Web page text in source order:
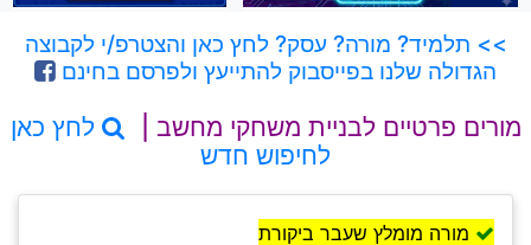
>> תלמיד? מורה? עסק? לחץ כאן והצטרפ/י לקבוצה
הגדולה שלנו בפייסבוק להתייעץ ולפרסם בחינם
מורים פרטיים לבניית משחקי מחשב |
לחץ כאן
לחיפוש חדש
מורה מומלץ שעבר ביקורת